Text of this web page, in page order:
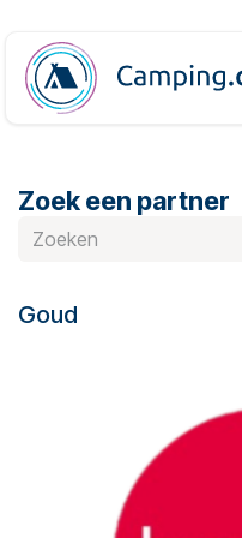
Zoek een partner
Goud